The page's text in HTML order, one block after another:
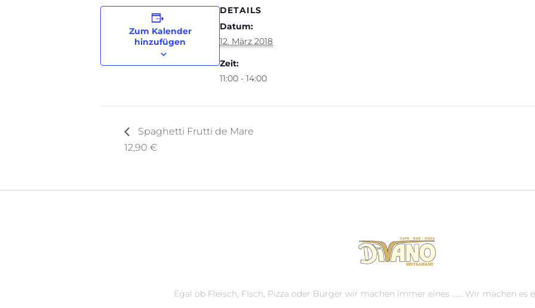
Zum Kalender
hinzufügen
DETAILS
Datum:
12. März 2018
Zeit:
11:00 - 14:00
Spaghetti Frutti de Mare
12,90 €
Egal ob Fleisch, FIsch, Pizza oder Burger wir machen immer eines ...... Wir machen es